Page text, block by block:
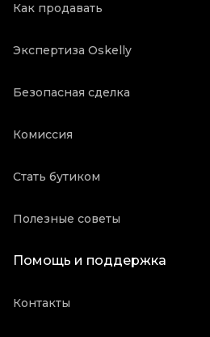
Как продавать
Экспертиза Oskelly
Безопасная сделка
Комиссия
Стать бутиком
Полезные советы
Помощь и поддержка
Контакты